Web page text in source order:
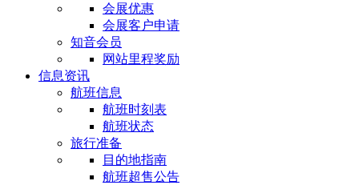
会展优惠
会展客户申请
知音会员
网站里程奖励
信息资讯
航班信息
航班时刻表
航班状态
旅行准备
目的地指南
航班超售公告